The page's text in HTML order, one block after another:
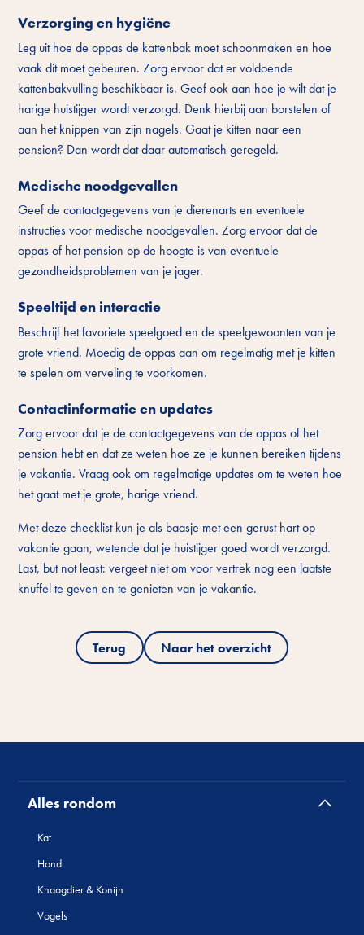
Verzorging en hygiëne
Leg uit hoe de oppas de kattenbak moet schoonmaken en hoe
vaak dit moet gebeuren. Zorg ervoor dat er voldoende
kattenbakvulling beschikbaar is. Geef ook aan hoe je wilt dat je
harige huistijger wordt verzorgd. Denk hierbij aan borstelen of
aan het knippen van zijn nagels. Gaat je kitten naar een
pension? Dan wordt dat daar automatisch geregeld.
Medische noodgevallen
Geef de contactgegevens van je dierenarts en eventuele
instructies voor medische noodgevallen. Zorg ervoor dat de
oppas of het pension op de hoogte is van eventuele
gezondheidsproblemen van je jager.
Speeltijd en interactie
Beschrijf het favoriete speelgoed en de speelgewoonten van je
grote vriend. Moedig de oppas aan om regelmatig met je kitten
te spelen om verveling te voorkomen.
Contactinformatie en updates
Zorg ervoor dat je de contactgegevens van de oppas of het
pension hebt en dat ze weten hoe ze je kunnen bereiken tijdens
je vakantie. Vraag ook om regelmatige updates om te weten hoe
het gaat met je grote, harige vriend.
Met deze checklist kun je als baasje met een gerust hart op
vakantie gaan, wetende dat je huistijger goed wordt verzorgd.
Last, but not least: vergeet niet om voor vertrek nog een laatste
knuffel te geven en te genieten van je vakantie.
Terug Naar het overzicht
Alles rondom
Kat
Hond
Knaagdier & Konijn
Vogels